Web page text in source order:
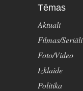
Tēmas
Aktuāli
Filmas/Seriāli
Foto/Video
Izklaide
Politika